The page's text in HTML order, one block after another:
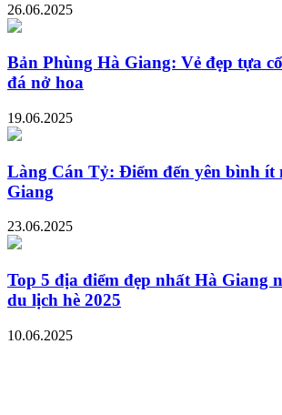
26.06.2025
Bản Phùng Hà Giang: Vẻ đẹp tựa
đá nở hoa
19.06.2025
Làng Cán Tỷ: Điểm đến yên bình ít
Giang
23.06.2025
Top 5 địa điểm đẹp nhất Hà Giang
du lịch hè 2025
10.06.2025